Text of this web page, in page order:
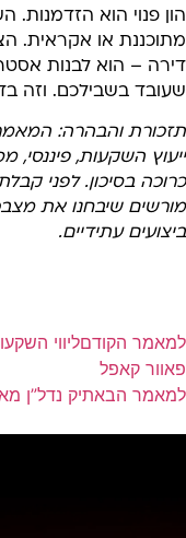
פנוי הוא
או אקראית.
– הוא לבנות
בשבילכם. וזה
והבהרה: המאמר
השקעות,
בסיכון. לפני
שיבחנו את
עתידיים.
הקודםליווי
קאפל
הבאתיק נדל”ן